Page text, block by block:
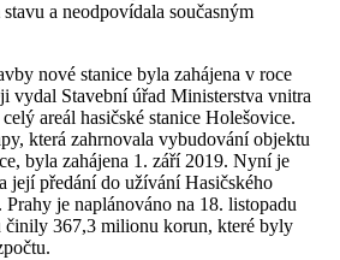
a neodpovídala současným
nové stanice byla zahájena v roce
vydal Stavební úřad Ministerstva vnitra
areál hasičské stanice Holešovice.
která zahrnovala vybudování objektu
byla zahájena 1. září 2019. Nyní je
její předání do užívání Hasičského
je naplánováno na 18. listopadu
činily 367,3 milionu korun, které byly